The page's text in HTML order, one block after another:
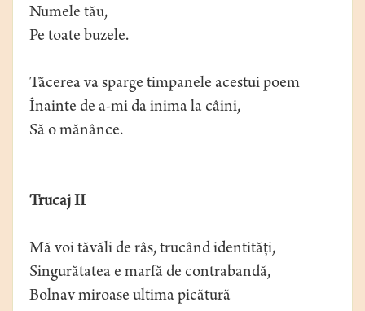
Numele tău,
Pe toate buzele.
Tăcerea va sparge timpanele acestui poem
Înainte de a-mi da inima la câini,
Să o mănânce.
Trucaj II
Mă voi tăvăli de râs, trucând identităţi,
Singurătatea e marfă de contrabandă,
Bolnav miroase ultima picătură